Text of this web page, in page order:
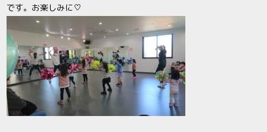
です。お楽しみに♡